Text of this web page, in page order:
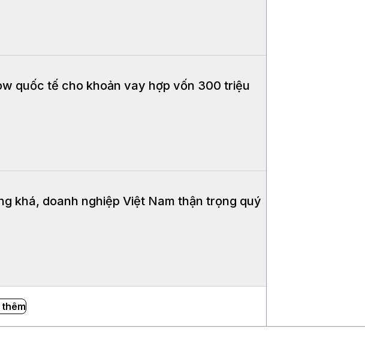
quốc tế cho khoản vay hợp vốn 300 triệu
khá, doanh nghiệp Việt Nam thận trọng quý